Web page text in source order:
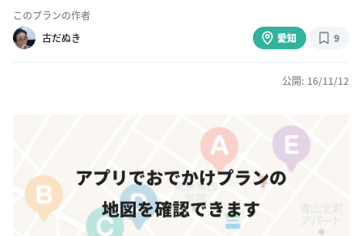
このプランの作者
古だぬき
愛知 9
公開: 16/11/12